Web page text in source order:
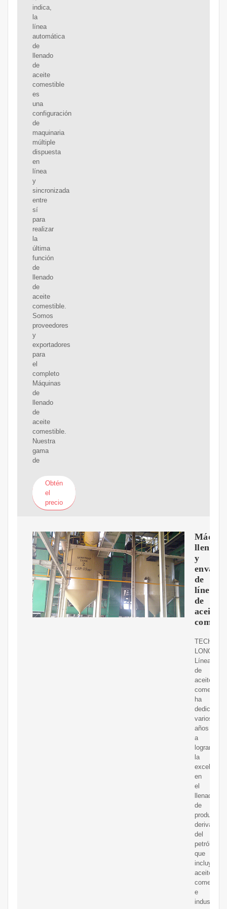
indica,
la
línea
automática
de
llenado
de
aceite
comestible
es
una
configuración
de
maquinaria
múltiple
dispuesta
en
línea
y
sincronizada
entre
sí
para
realizar
la
última
función
de
llenado
de
aceite
comestible.
Somos
proveedores
y
exportadores
para
el
completo
Máquinas
de
llenado
de
aceite
comestible.
Nuestra
gama
de
Obtén
el
precio
y
de
líneas
de
aceite
TECH-
LONG
Líneas
de
aceite
comestible
ha
dedicado
varios
años
a
lograr
la
excelencia
en
el
llenado
de
productos
derivados
del
petróleo,
que
incluyen
aceites
e